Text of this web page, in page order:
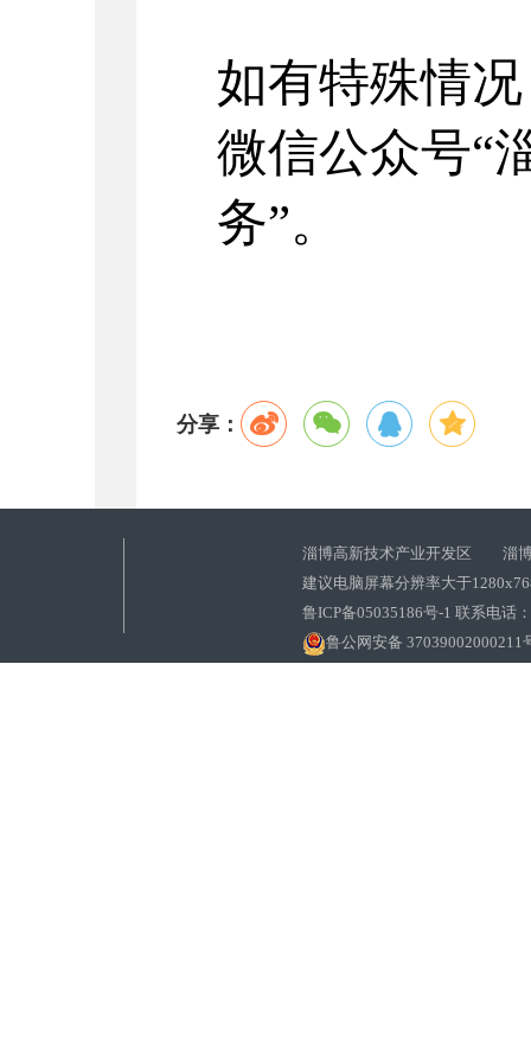
如有特殊情
微信公众号“
务”。
分享：
淄博高新技术产业开发区 淄博
建议电脑屏幕分辨率大于
鲁ICP备05035186号-1 联系电话
鲁公网安备 37039002000211